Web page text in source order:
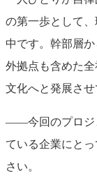
の第一歩として
中です。幹部層
外拠点も含めた
文化へと発展させ
――今回のプロジ
ている企業にと
さい。